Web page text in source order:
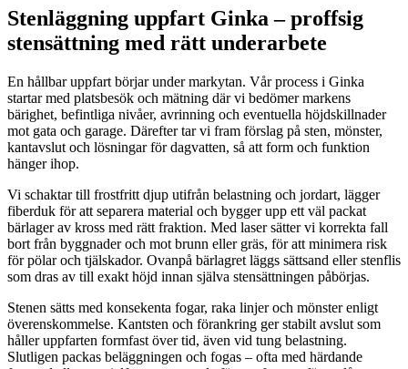
Stenläggning uppfart Ginka – proffsig
stensättning med rätt underarbete
En hållbar uppfart börjar under markytan. Vår process i Ginka
startar med platsbesök och mätning där vi bedömer markens
bärighet, befintliga nivåer, avrinning och eventuella höjdskillnader
mot gata och garage. Därefter tar vi fram förslag på sten, mönster,
kantavslut och lösningar för dagvatten, så att form och funktion
hänger ihop.
Vi schaktar till frostfritt djup utifrån belastning och jordart, lägger
fiberduk för att separera material och bygger upp ett väl packat
bärlager av kross med rätt fraktion. Med laser sätter vi korrekta fall
bort från byggnader och mot brunn eller gräs, för att minimera risk
för pölar och tjälskador. Ovanpå bärlagret läggs sättsand eller stenflis
som dras av till exakt höjd innan själva stensättningen påbörjas.
Stenen sätts med konsekenta fogar, raka linjer och mönster enligt
överenskommelse. Kantsten och förankring ger stabilt avslut som
håller uppfarten formfast över tid, även vid tung belastning.
Slutligen packas beläggningen och fogas – ofta med härdande